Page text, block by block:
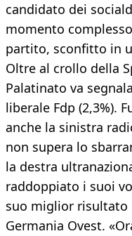
candidato dei
momento
partito, sconfitto in
Oltre al crollo della
Palatinato va
liberale Fdp (2,3%).
anche la sinistra
non supera lo
la destra
raddoppiato i suoi
suo miglior risultato
Germania Ovest.